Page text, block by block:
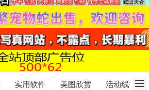
实用软件 美图欣赏 活动线报